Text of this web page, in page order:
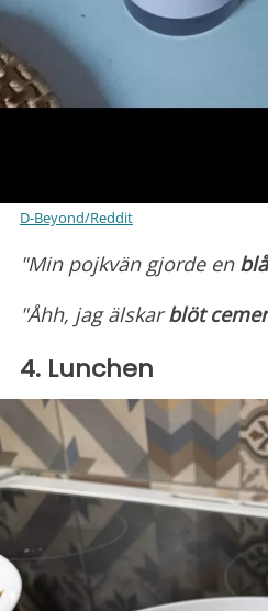
D-Beyond/Reddit
"Min pojkvän gjorde en
"Åhh, jag älskarblöt
4. Lunchen